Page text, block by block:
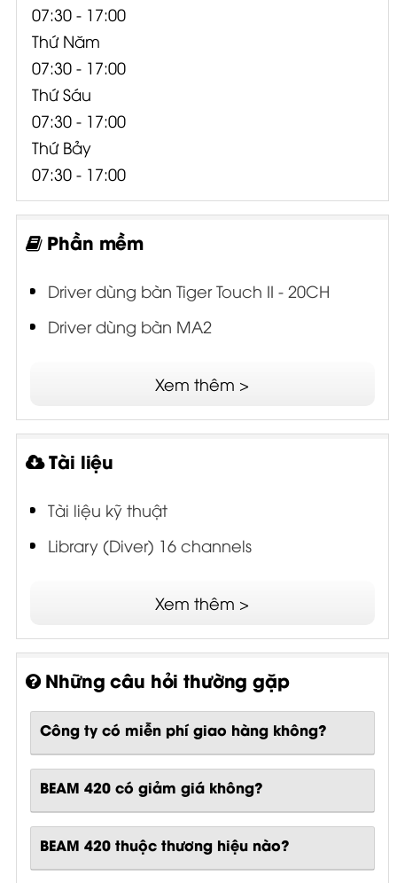
07:30 - 17:00
Thứ Năm
07:30 - 17:00
Thứ Sáu
07:30 - 17:00
Thứ Bảy
07:30 - 17:00
Phần mềm
Driver dùng bàn Tiger Touch II - 20CH
Driver dùng bàn MA2
Xem thêm >
Tài liệu
Tài liệu kỹ thuật
Library (Diver) 16 channels
Xem thêm >
Những câu hỏi thường gặp
Công ty có miễn phí giao hàng không?
BEAM 420 có giảm giá không?
BEAM 420 thuộc thương hiệu nào?